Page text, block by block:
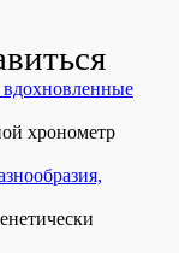
вдохновленные
хронометр